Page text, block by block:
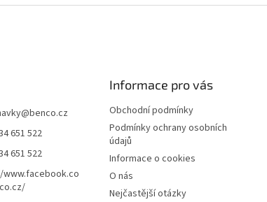
@benco.cz
651 522
651 522
Informace pro vás
Obchodní podmínky
Podmínky ochrany osobních
údajů
Informace o cookies
O nás
Nejčastější otázky